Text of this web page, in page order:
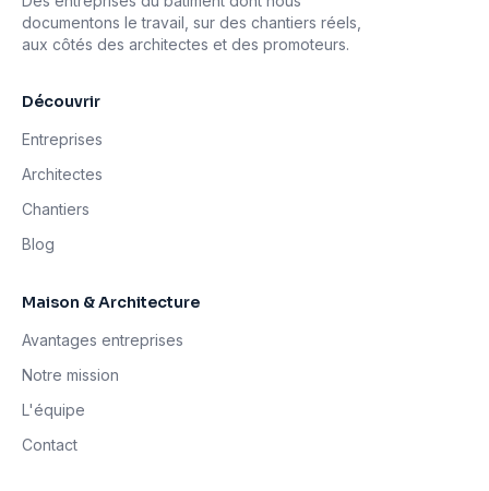
documentons le travail, sur des chantiers réels,
aux côtés des architectes et des promoteurs.
Découvrir
Entreprises
Architectes
Chantiers
Blog
Maison & Architecture
Avantages entreprises
Notre mission
L'équipe
Contact